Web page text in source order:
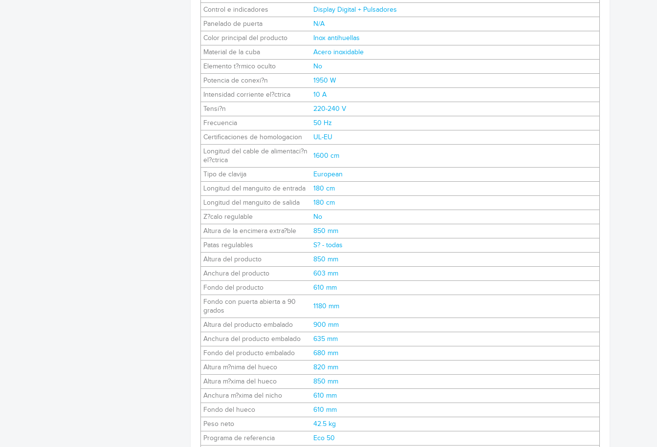
Control e indicadores
Display Digital + Pulsadores
Panelado de puerta
N/A
Color principal del producto
Inox antihuellas
Material de la cuba
Acero inoxidable
Elemento t?rmico oculto
No
Potencia de conexi?n
1950 W
Intensidad corriente el?ctrica
10 A
Tensi?n
220-240 V
Frecuencia
50 Hz
Certificaciones de homologacion
UL-EU
Longitud del cable de alimentaci?n
el?ctrica
1600 cm
Tipo de clavija
European
Longitud del manguito de entrada
180 cm
Longitud del manguito de salida
180 cm
Z?calo regulable
No
Altura de la encimera extra?ble
850 mm
Patas regulables
S? - todas
Altura del producto
850 mm
Anchura del producto
603 mm
Fondo del producto
610 mm
Fondo con puerta abierta a 90
grados
1180 mm
Altura del producto embalado
900 mm
Anchura del producto embalado
635 mm
Fondo del producto embalado
680 mm
Altura m?nima del hueco
820 mm
Altura m?xima del hueco
850 mm
Anchura m?xima del nicho
610 mm
Fondo del hueco
610 mm
Peso neto
42.5 kg
Programa de referencia
Eco 50